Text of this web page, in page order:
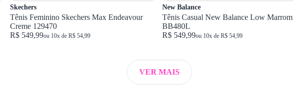
Skechers
Tênis Feminino Skechers Max Endeavour
Creme 129470
R$ 549,99ou 10x de R$ 54,99
New Balance
Tênis Casual New Balance Low Marrom
BB480L
R$ 549,99ou 10x de R$ 54,99
VER MAIS